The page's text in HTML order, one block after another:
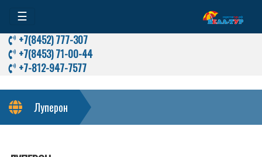
☰
+7(8452) 777-307
+7(8453) 71-00-44
+7-812-947-7577
Луперон